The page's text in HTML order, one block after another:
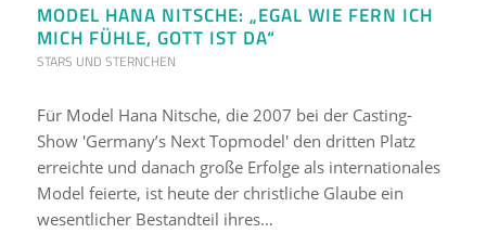
MODEL HANA NITSCHE: „EGAL WIE FERN ICH
MICH FÜHLE, GOTT IST DA“
STARS UND STERNCHEN
Für Model Hana Nitsche, die 2007 bei der Casting-
Show 'Germany’s Next Topmodel' den dritten Platz
erreichte und danach große Erfolge als internationales
Model feierte, ist heute der christliche Glaube ein
wesentlicher Bestandteil ihres…